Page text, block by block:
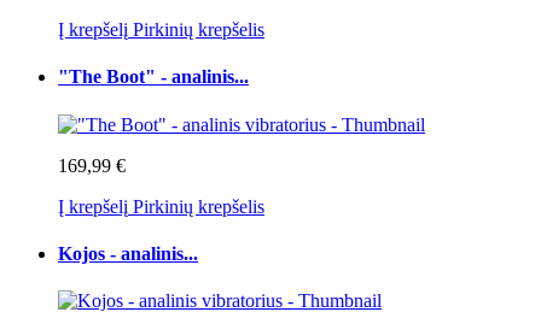
Į krepšelį Pirkinių krepšelis
"The Boot" - analinis...
169,99 €
Į krepšelį Pirkinių krepšelis
Kojos - analinis...